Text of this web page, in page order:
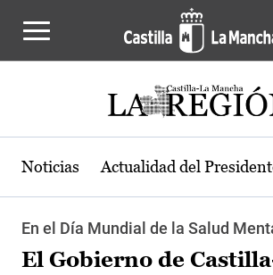
Noticias Actualidad del
En el Día Mundial de la Salud
El Gobierno de